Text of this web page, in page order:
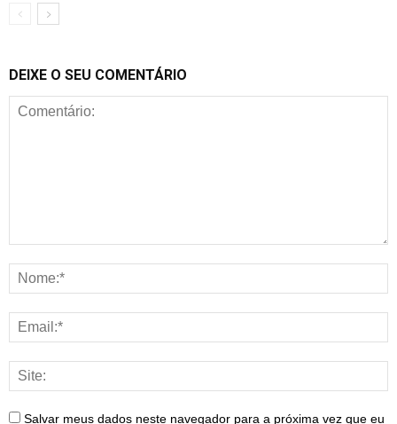
DEIXE O SEU COMENTÁRIO
Salvar meus dados neste navegador para a próxima vez que eu